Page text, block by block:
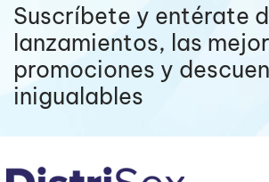
Suscríbete y entérate
lanzamientos, las
promociones y
inigualables